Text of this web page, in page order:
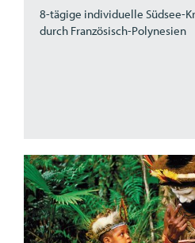
8-tägige individuelle Südsee-
durch Französisch-Polynesien